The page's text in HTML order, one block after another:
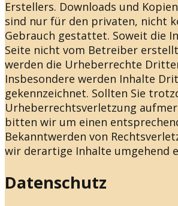
Erstellers. Downloads und
sind nur für den privaten, nicht
Gebrauch gestattet. Soweit die
Seite nicht vom Betreiber
werden die Urheberrechte
Insbesondere werden Inhalte
gekennzeichnet. Sollten Sie
Urheberrechtsverletzung
bitten wir um einen
Bekanntwerden von
wir derartige Inhalte umgehend
Datenschutz